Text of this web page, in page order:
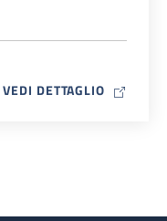
VEDI DETTAGLIO MAP ICON